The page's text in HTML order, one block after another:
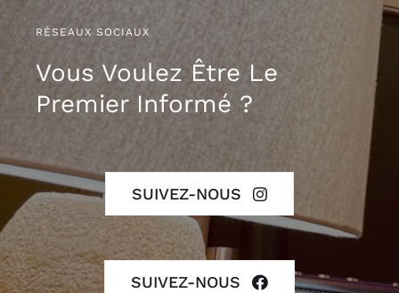
RÉSEAUX SOCIAUX
Vous Voulez Être Le
Premier Informé ?
SUIVEZ-NOUS
SUIVEZ-NOUS